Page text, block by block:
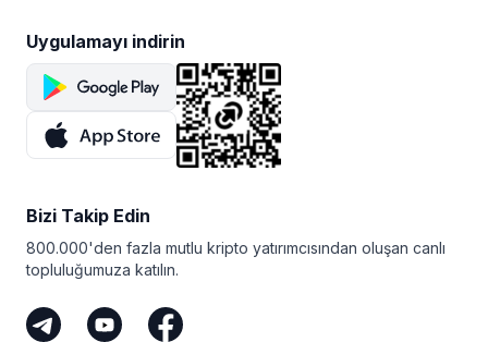
Uygulamayı indirin
Bizi Takip Edin
800.000'den fazla mutlu kripto yatırımcısından oluşan canlı
topluluğumuza katılın.